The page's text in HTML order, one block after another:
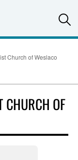
Church of Weslaco
CHURCH OF